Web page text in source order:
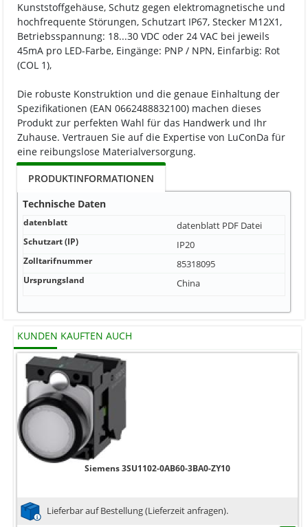
Kunststoffgehäuse, Schutz gegen elektromagnetische und
hochfrequente Störungen, Schutzart IP67, Stecker M12X1,
Betriebsspannung: 18...30 VDC oder 24 VAC bei jeweils
45mA pro LED-Farbe, Eingänge: PNP / NPN, Einfarbig: Rot
(COL 1),
Die robuste Konstruktion und die genaue Einhaltung der
Spezifikationen (EAN 0662488832100) machen dieses
Produkt zur perfekten Wahl für das Handwerk und Ihr
Zuhause. Vertrauen Sie auf die Expertise von LuConDa für
eine reibungslose Materialversorgung.
PRODUKTINFORMATIONEN
Technische Daten
datenblatt datenblatt PDF Datei
Schutzart (IP) IP20
Zolltarifnummer 85318095
Ursprungsland China
KUNDEN KAUFTEN AUCH
Siemens 3SU1102-0AB60-3BA0-ZY10
Lieferbar auf Bestellung (Lieferzeit anfragen).